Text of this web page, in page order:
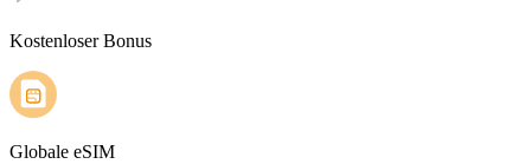
Kostenloser Bonus
Globale eSIM